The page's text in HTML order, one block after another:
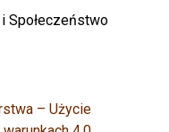
Społeczeństwo
– Użycie